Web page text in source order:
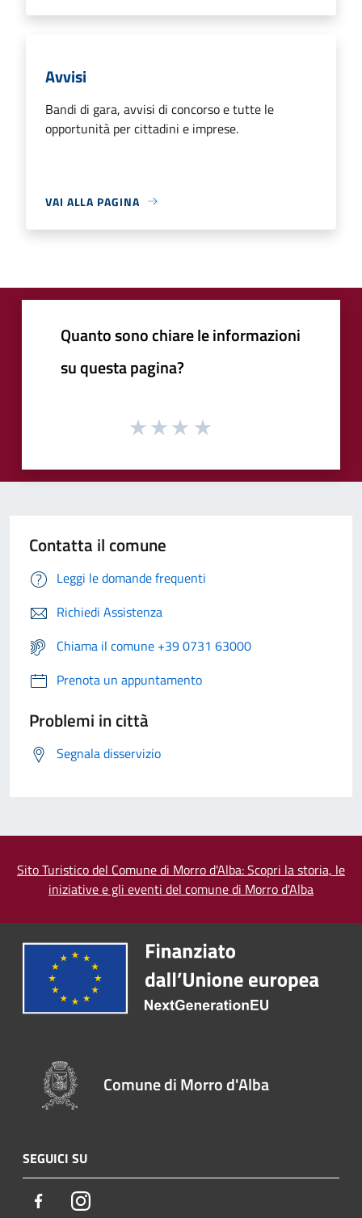
Avvisi
Bandi di gara, avvisi di concorso e tutte le
opportunità per cittadini e imprese.
VAI ALLA PAGINA
Quanto sono chiare le informazioni
su questa pagina?
Contatta il comune
Leggi le domande frequenti
Richiedi Assistenza
Chiama il comune +39 0731 63000
Prenota un appuntamento
Problemi in città
Segnala disservizio
Sito Turistico del Comune di Morro d'Alba: Scopri la storia, le
iniziative e gli eventi del comune di Morro d'Alba
Comune di Morro d'Alba
SEGUICI SU
FacebookInstagram